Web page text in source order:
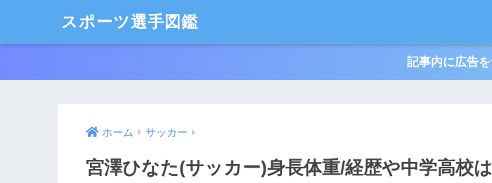
スポーツ選手図鑑
記事内に広告
ホーム サッカー
宮澤ひなた(サッカー)身長体重/経歴や中学高校